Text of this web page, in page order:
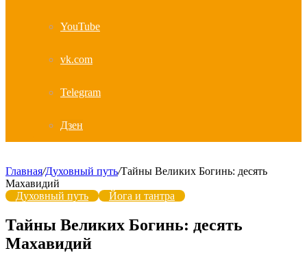
YouTube
vk.com
Telegram
Дзен
Главная/Духовный путь/Тайны Великих Богинь: десять
Махавидий
Духовный путь
Йога и тантра
Тайны Великих Богинь: десять
Махавидий